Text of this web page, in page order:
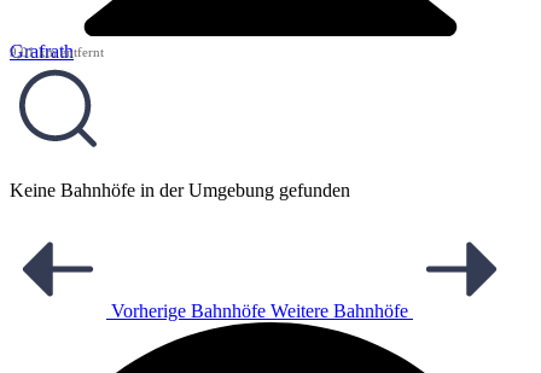
Grafrath
9,01 km entfernt
Keine Bahnhöfe in der Umgebung gefunden
Vorherige Bahnhöfe Weitere Bahnhöfe